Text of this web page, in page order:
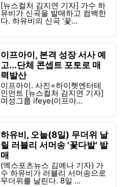
[뉴스컬처 김지연 기자] 가수 하
유비가 신곡을 발매하고 컴백한
다. 하유비의 신곡 '꽃...
이프아이, 본격 성장 서사 예
고...단체 콘셉트 포토로 매
력발산
이프아이. 사진=하이헷엔터테
인먼트 [뉴스컬처 김지연 기자]
여성그룹 ifeye(이프아...
하유비, 오늘(8일) 무더위 날
릴 러블리 서머송 '꽃다발' 발
매
(엑스포츠뉴스 김예나 기자) 가
수 하유비가 러블리 서머송으로
무더위를 날린다. 8일 ...